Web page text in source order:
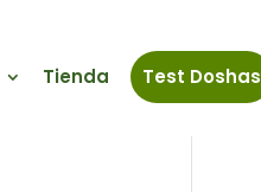
Tienda Test Doshas